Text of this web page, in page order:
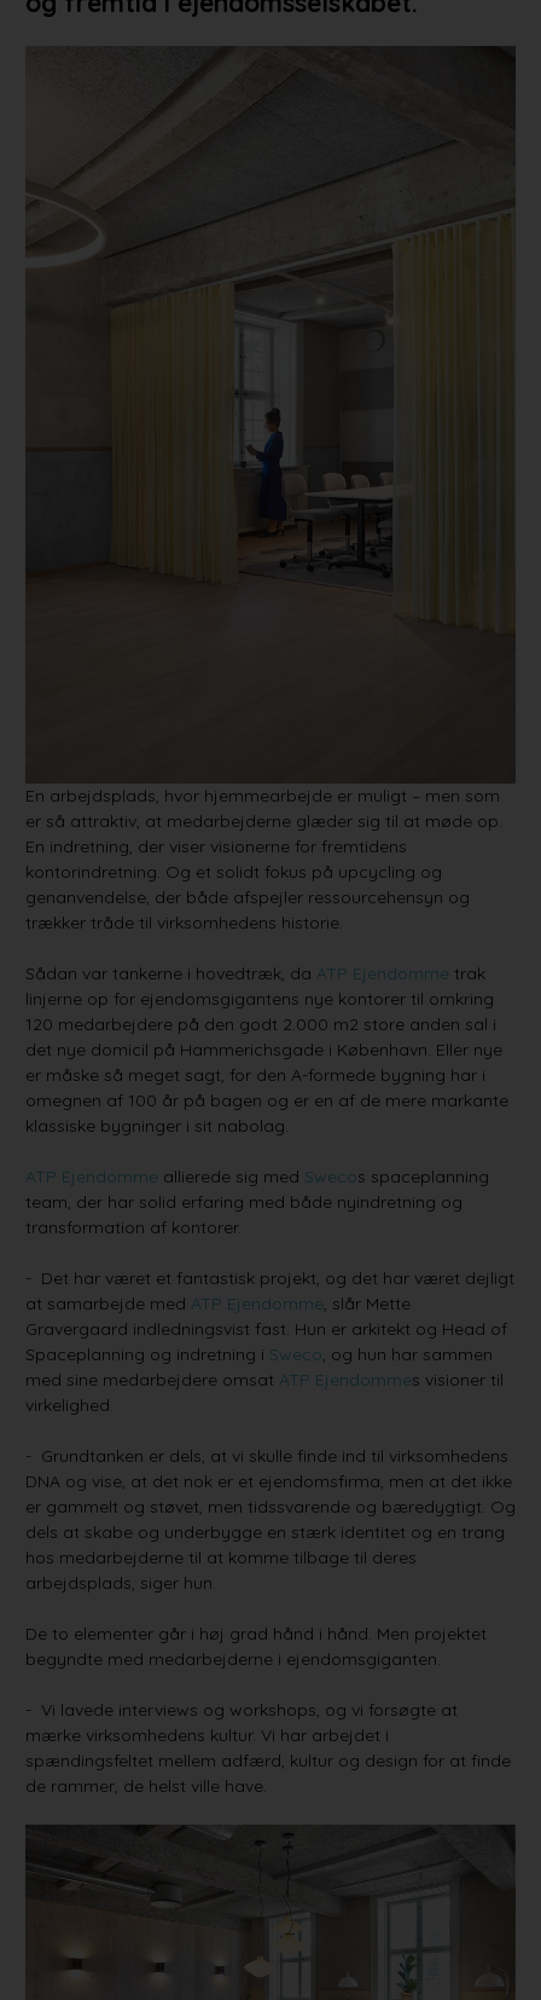
En arbejdsplads, hvor hjemmearbejde er muligt – men som
er så attraktiv, at medarbejderne glæder sig til at møde op.
En indretning, der viser visionerne for fremtidens
kontorindretning. Og et solidt fokus på upcycling og
genanvendelse, der både afspejler ressourcehensyn og
trækker tråde til virksomhedens historie.
Sådan var tankerne i hovedtræk, da ATP Ejendomme trak
linjerne op for ejendomsgigantens nye kontorer til omkring
120 medarbejdere på den godt 2.000 m2 store anden sal i
det nye domicil på Hammerichsgade i København. Eller nye
er måske så meget sagt, for den A-formede bygning har i
omegnen af 100 år på bagen og er en af de mere markante
klassiske bygninger i sit nabolag.
ATP Ejendomme allierede sig med Swecos spaceplanning
team, der har solid erfaring med både nyindretning og
transformation af kontorer.
- Det har været et fantastisk projekt, og det har været dejligt
at samarbejde med ATP Ejendomme , slår Mette
Gravergaard indledningsvist fast. Hun er arkitekt og Head of
Spaceplanning og indretning i Sweco , og hun har sammen
med sine medarbejdere omsat ATP Ejendommes visioner til
virkelighed.
- Grundtanken er dels, at vi skulle finde ind til virksomhedens
DNA og vise, at det nok er et ejendomsfirma, men at det ikke
er gammelt og støvet, men tidssvarende og bæredygtigt. Og
dels at skabe og underbygge en stærk identitet og en trang
hos medarbejderne til at komme tilbage til deres
arbejdsplads, siger hun.
De to elementer går i høj grad hånd i hånd. Men projektet
begyndte med medarbejderne i ejendomsgiganten.
- Vi lavede interviews og workshops, og vi forsøgte at
mærke virksomhedens kultur. Vi har arbejdet i
spændingsfeltet mellem adfærd, kultur og design for at finde
de rammer, de helst ville have.